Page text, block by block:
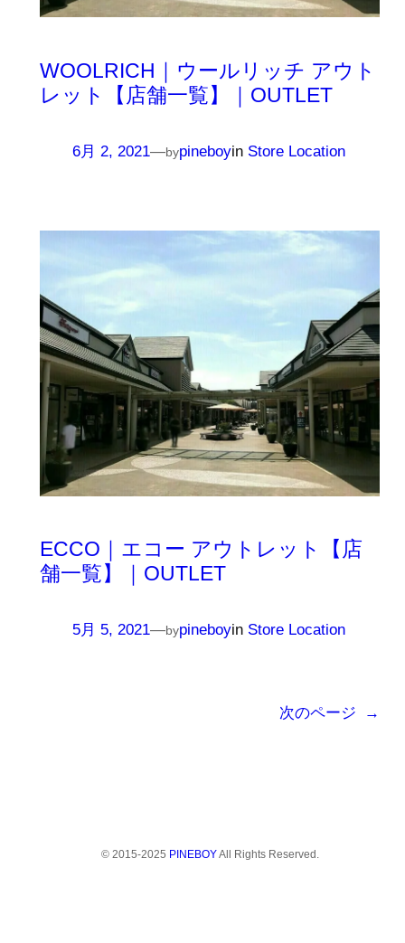
WOOLRICH｜ウールリッチ アウト
レット【店舗一覧】｜OUTLET
6月 2, 2021—bypineboyin Store Location
ECCO｜エコー アウトレット【店
舗一覧】｜OUTLET
5月 5, 2021—bypineboyin Store Location
次のページ →
© 2015-2025 PINEBOYAll Rights Reserved.